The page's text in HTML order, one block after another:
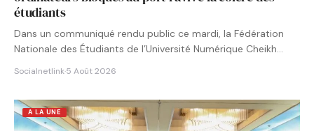
étudiants
Dans un communiqué rendu public ce mardi, la Fédération
Nationale des Étudiants de l’Université Numérique Cheikh
Socialnetlink·5 Août 2026
A LA UNE